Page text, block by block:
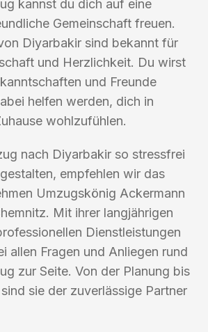
kannst du dich auf eine
Gemeinschaft freuen.
Diyarbakir sind bekannt für
und Herzlichkeit. Du wirst
und Freunde
helfen werden, dich in
wohlzufühlen.
nach Diyarbakir so stressfrei
empfehlen wir das
Umzugskönig Ackermann
Mit ihrer langjährigen
Dienstleistungen
allen Fragen und Anliegen rund
zur Seite. Von der Planung bis
sie der zuverlässige Partner